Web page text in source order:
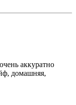
аккуратно
домашняя,